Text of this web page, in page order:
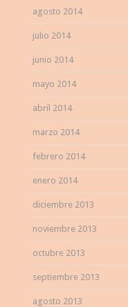
agosto 2014
julio 2014
junio 2014
mayo 2014
abril 2014
marzo 2014
febrero 2014
enero 2014
diciembre 2013
noviembre 2013
octubre 2013
septiembre 2013
agosto 2013